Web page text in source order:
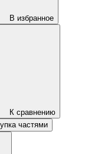
В избранное
К сравнению